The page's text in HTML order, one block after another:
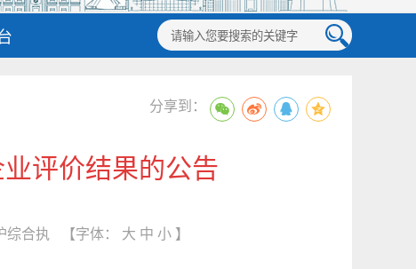
分享到：
评价结果的公告
综合执
【字体： 大 中 小 】